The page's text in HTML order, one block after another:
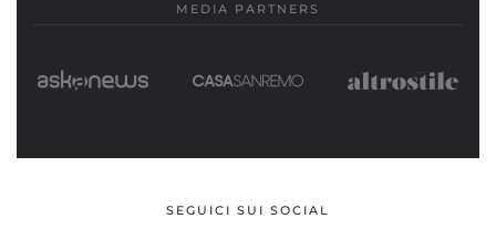
MEDIA PARTNERS
SEGUICI SUI SOCIAL